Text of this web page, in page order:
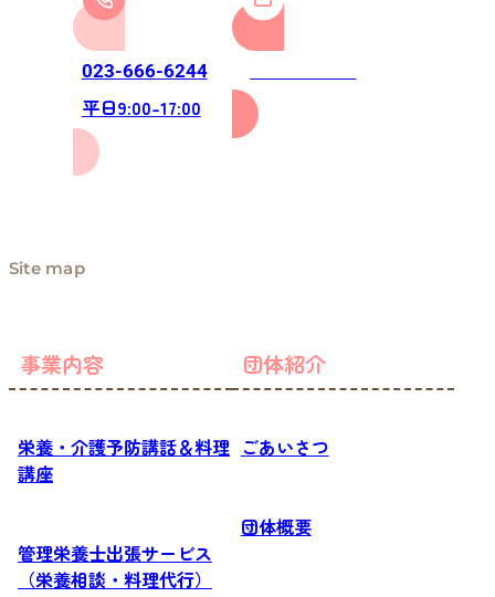
023-666-6244
平日9:00-17:00
Site map
事業内容
栄養・介護予防講話＆料理
講座
管理栄養士出張サービス
（栄養相談・料理代行）
団体紹介
ごあいさつ
団体概要